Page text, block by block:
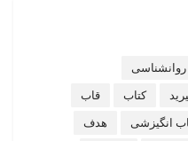
کتاب
قاب
انگیزشی
هدف